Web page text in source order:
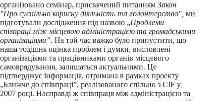
організовано семінар, присвячений питанням Закон
"Про суспільно корисну діяльність та волонтерство", ми
підготували дослідження під назвою „Проблеми
співпраці між місцевою адміністрацією та громадськими
організаціями”. На той час важко було припустити, що
наша тодішня оцінка проблем і думки, висловлені
організаціями та працівниками органів місцевого
самоврядування, залишаться актуальними. Це
підтверджує інформація, отримана в рамках проекту
„Ближче до співпраці”, реалізованого спільно з CIF у
2007 році. Насправді ж співпраця між адміністрацією та